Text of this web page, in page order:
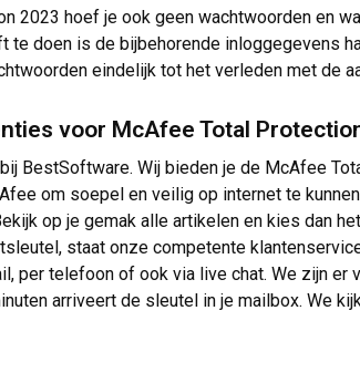
2023 hoef je ook geen wachtwoorden en
te doen is de bijbehorende inloggegevens
eindelijk tot het verleden met de
voor McAfee Total
BestSoftware. Wij bieden je de McAfee
om soepel en veilig op internet te
op je gemak alle artikelen en kies dan
staat onze competente
per telefoon of ook via live chat. We zijn
arriveert de sleutel in je mailbox. We